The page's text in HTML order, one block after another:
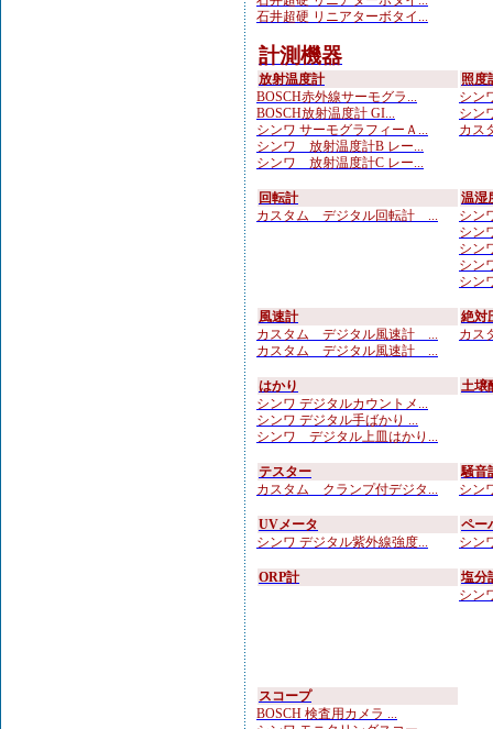
石井超硬 リニアターボタイ...
計測機器
放射温度計
BOSCH赤外線サーモグラ...
BOSCH放射温度計 GI...
シンワ サーモグラフィーＡ...
シンワ 放射温度計B レー...
シンワ 放射温度計C レー...
照度
シン
シン
カス
回転計
カスタム デジタル回転計 ...
温湿
シン
シン
シン
シン
シン
風速計
カスタム デジタル風速計 ...
カスタム デジタル風速計 ...
絶対
カス
はかり
シンワ デジタルカウントメ...
シンワ デジタル手ばかり ...
シンワ デジタル上皿はかり...
土壌
テスター
カスタム クランプ付デジタ...
騒音
シン
UVメータ
シンワ デジタル紫外線強度...
ペー
シン
ORP計
塩分
シン
スコープ
BOSCH 検査用カメラ ...